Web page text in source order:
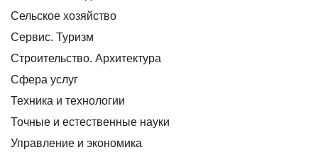
Сельское хозяйство
Сервис. Туризм
Строительство. Архитектура
Сфера услуг
Техника и технологии
Точные и естественные науки
Управление и экономика